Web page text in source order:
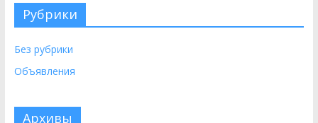
Рубрики
Без рубрики
Объявления
Архивы